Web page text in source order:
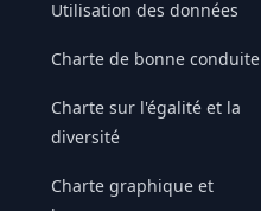
Utilisation des données
Charte de bonne conduite
Charte sur l'égalité et la
diversité
Charte graphique et